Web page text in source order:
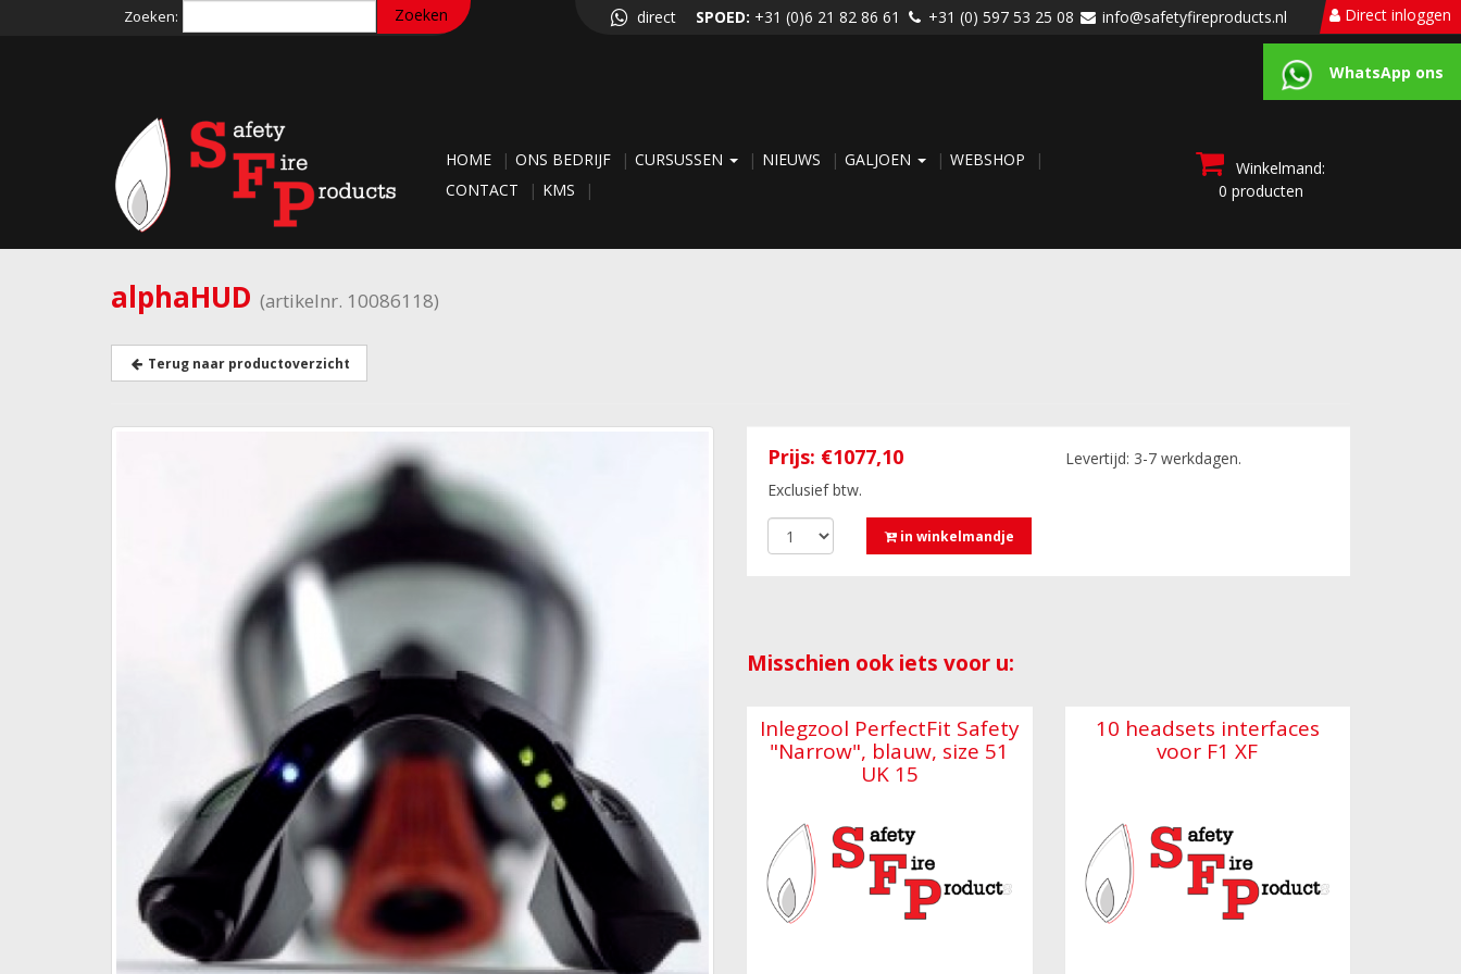
Zoeken: direct SPOED: +31 (0)6 21 82 86 61 +31 (0) 597 53 25 08 info@safetyfireproducts.nl Direct inloggen
WhatsApp ons
HOME ONS BEDRIJF CURSUSSEN NIEUWS GALJOEN
WEBSHOP
CONTACT
KMS
Winkelmand:
0 producten
alphaHUD (artikelnr. 10086118)
Terug naar productoverzicht
Prijs: €1077,10
Exclusief btw.
in winkelmandje
Levertijd: 3-7 werkdagen.
Misschien ook iets voor u:
Inlegzool PerfectFit Safety
"Narrow", blauw, size 51
UK 15
10 headsets interfaces
voor F1 XF